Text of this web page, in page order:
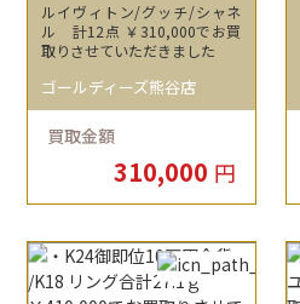
ルイヴィトン/グッチ/シャネ
ル 計12点 ￥310,000でお買
取りさせていただきました
ゴールディーズ熊谷店
買取金額
310,000 円